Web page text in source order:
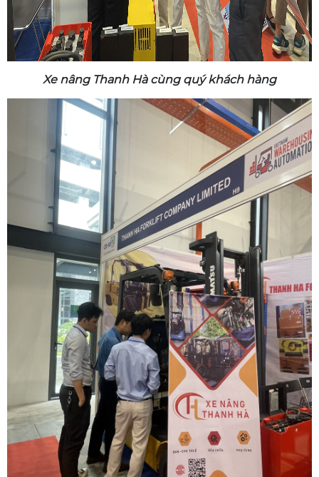
Xe nâng Thanh Hà cùng quý khách hàng